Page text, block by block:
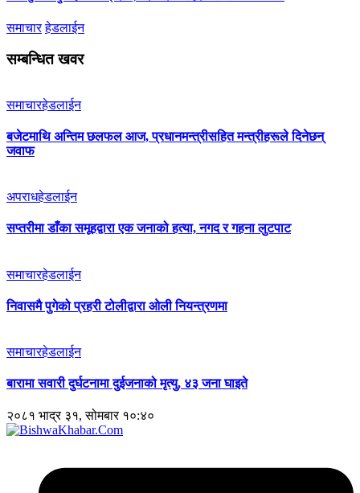
समाचार हेडलाईन
सम्बन्धित खवर
समाचारहेडलाईन
बजेटमाथि अन्तिम छलफल आज, प्रधानमन्त्रीसहित मन्त्रीहरूले दिनेछन्
जवाफ
अपराधहेडलाईन
सप्तरीमा डाँका समूहद्वारा एक जनाको हत्या, नगद र गहना लुटपाट
समाचारहेडलाईन
निवासमै पुगेको प्रहरी टोलीद्वारा ओली नियन्त्रणमा
समाचारहेडलाईन
बारामा सवारी दुर्घटनामा दुईजनाको मृत्यु, ४३ जना घाइते
२०८१ भाद्र ३१, सोमबार १०:४०